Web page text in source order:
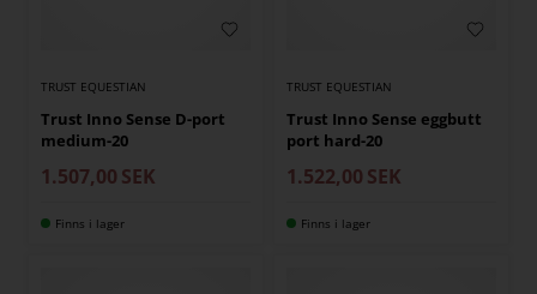
TRUST EQUESTIAN
Trust Inno Sense D-port
medium-20
1.507,00 SEK
Finns i lager
TRUST EQUESTIAN
Trust Inno Sense eggbutt
port hard-20
1.522,00 SEK
Finns i lager